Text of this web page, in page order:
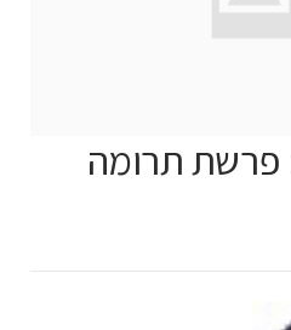
פרשת תרומה